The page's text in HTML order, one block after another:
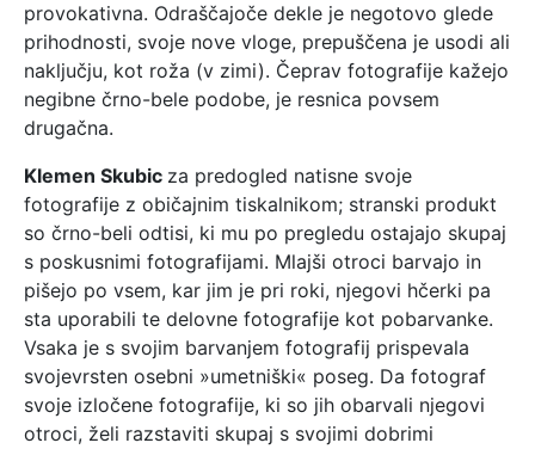
provokativna. Odraščajoče dekle je negotovo glede
prihodnosti, svoje nove vloge, prepuščena je usodi ali
naključju, kot roža (v zimi). Čeprav fotografije kažejo
negibne črno-bele podobe, je resnica povsem
drugačna.
Klemen Skubic za predogled natisne svoje
fotografije z običajnim tiskalnikom; stranski produkt
so črno-beli odtisi, ki mu po pregledu ostajajo skupaj
s poskusnimi fotografijami. Mlajši otroci barvajo in
pišejo po vsem, kar jim je pri roki, njegovi hčerki pa
sta uporabili te delovne fotografije kot pobarvanke.
Vsaka je s svojim barvanjem fotografij prispevala
svojevrsten osebni »umetniški« poseg. Da fotograf
svoje izločene fotografije, ki so jih obarvali njegovi
otroci, želi razstaviti skupaj s svojimi dobrimi